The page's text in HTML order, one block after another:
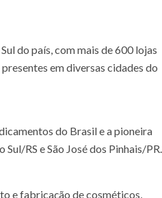
do país, com mais de 600 lojas
em diversas cidades do
do Brasil e a pioneira
RS e São José dos Pinhais/PR.
e fabricação de cosméticos,